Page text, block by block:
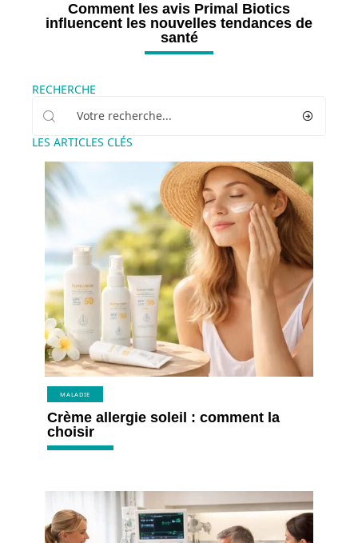
Comment les avis Primal Biotics
influencent les nouvelles tendances de
santé
RECHERCHE
LES ARTICLES CLÉS
MALADIE
Crème allergie soleil : comment la
choisir